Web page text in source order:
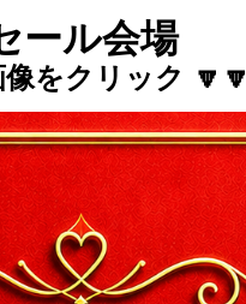
ール会場
像をクリック 🔽🔽